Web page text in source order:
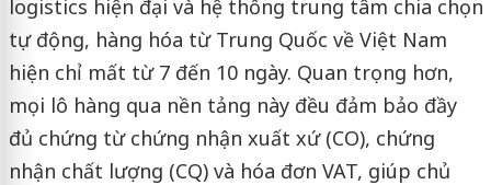
logistics hiện đại và hệ thống trung tâm chia chọn
tự động, hàng hóa từ Trung Quốc về Việt Nam
hiện chỉ mất từ 7 đến 10 ngày. Quan trọng hơn,
mọi lô hàng qua nền tảng này đều đảm bảo đầy
đủ chứng từ chứng nhận xuất xứ (CO), chứng
nhận chất lượng (CQ) và hóa đơn VAT, giúp chủ